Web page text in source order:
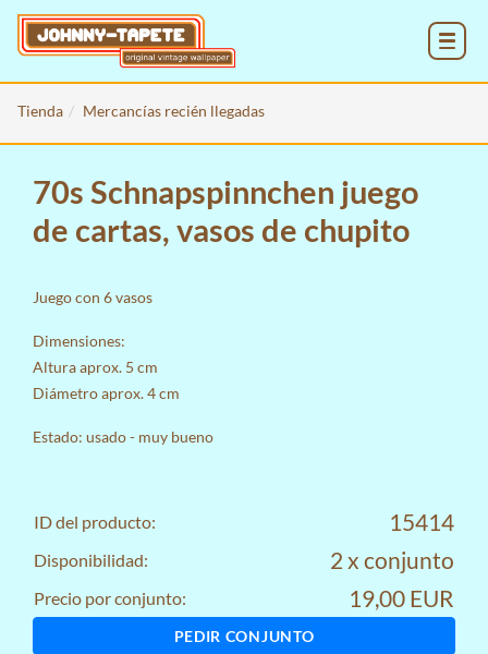
Tienda Mercancías recién llegadas
70s Schnapspinnchen juego
de cartas, vasos de chupito
Juego con 6 vasos
Dimensiones:
Altura aprox. 5 cm
Diámetro aprox. 4 cm
Estado: usado - muy bueno
ID del producto: 15414
Disponibilidad: 2 x conjunto
Precio por conjunto: 19,00 EUR
PEDIR CONJUNTO